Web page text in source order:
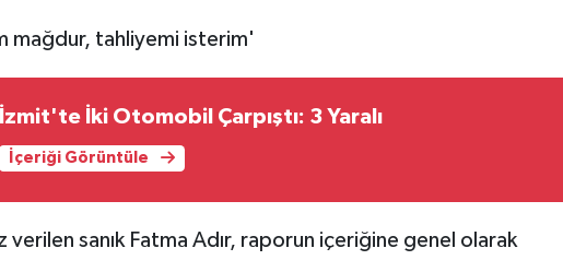
mağdur, tahliyemi isterim'
İzmit'te İki Otomobil Çarpıştı: 3 Yaralı
İçeriği Görüntüle
verilen sanık Fatma Adır, raporun içeriğine genel olarak